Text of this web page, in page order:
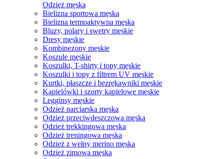
Odzież męska
Bielizna sportowa męska
Bielizna termoaktywna męska
Bluzy, polary i swetry męskie
Dresy męskie
Kombinezony męskie
Koszule męskie
Koszulki, T-shirty i topy męskie
Koszulki i topy z filtrem UV męskie
Kurtki, płaszcze i bezrękawniki męskie
Kąpielówki i szorty kąpielowe męskie
Legginsy męskie
Odzież narciarska męska
Odzież przeciwdeszczowa męska
Odzież trekkingowa męska
Odzież treningowa męska
Odzież z wełny merino męska
Odzież zimowa męska